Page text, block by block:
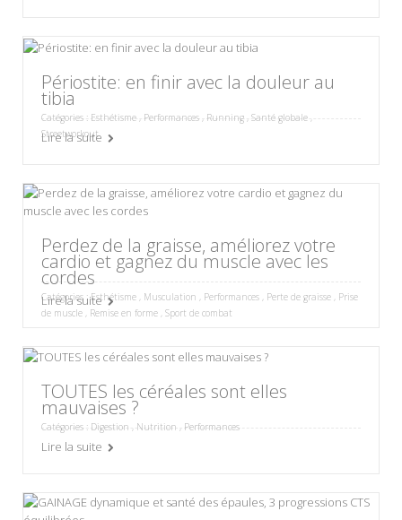
Périostite: en finir avec la douleur au
tibia
Catégories : Esthétisme, Performances,Running , Santé globale,
Streetworkout
Lire la suite
Perdez de la graisse, améliorez votre
cardio et gagnez du muscle avec les
cordes
Catégories :Esthétisme Musculation Performances Perte de graisse
Prise
de muscle
Remise en forme Sport de combat
Lire la suite
TOUTES les céréales sont elles
mauvaises ?
Catégories : Digestion ,Nutrition, Performances
Lire la suite